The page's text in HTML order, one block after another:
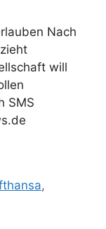
Nach
will
SMS
,